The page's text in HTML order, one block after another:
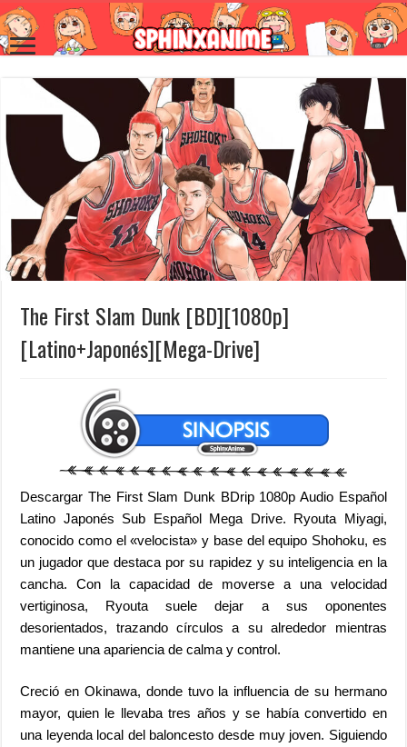
The First Slam Dunk [BD][1080p]
[Latino+Japonés][Mega-Drive]
Descargar The First Slam Dunk BDrip 1080p Audio Español
Latino Japonés Sub Español Mega Drive. Ryouta Miyagi,
conocido como el «velocista» y base del equipo Shohoku, es
un jugador que destaca por su rapidez y su inteligencia en la
cancha. Con la capacidad de moverse a una velocidad
vertiginosa, Ryouta suele dejar a sus oponentes
desorientados, trazando círculos a su alrededor mientras
mantiene una apariencia de calma y control.
Creció en Okinawa, donde tuvo la influencia de su hermano
mayor, quien le llevaba tres años y se había convertido en
una leyenda local del baloncesto desde muy joven. Siguiendo